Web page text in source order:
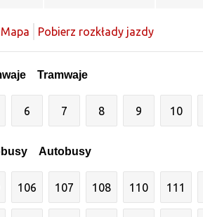
Mapa Pobierz rozkłady jazdy
Tramwaje
6 7 8 9 10
Autobusy
106 107 108 110 111